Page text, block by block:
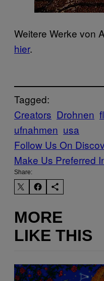
Weitere Werke von
hier.
Tagged:
Creators Drohnen
ufnahmen usa
Follow Us On
Make Us Preferred
Share:
MORE
LIKE THIS